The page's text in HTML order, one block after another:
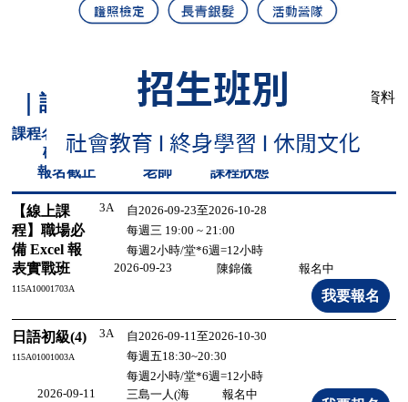
｜課程總覽 熱烈進行中
筆資料
課程名稱/代
碼
班別
日期/時間
報名截止
老師 課程狀態
【線上課
程】職場必
備 Excel 報
表實戰班
115A10001703A
3A
自2026-09-23至2026-10-28
每週三 19:00 ~ 21:00
每週2小時/堂*6週=12小時
2026-09-23
陳錦儀 報名中
日語初級(4)
115A01001003A
3A
自2026-09-11至2026-10-30
每週五18:30~20:30
每週2小時/堂*6週=12小時
2026-09-11
三島一人(海
報名中